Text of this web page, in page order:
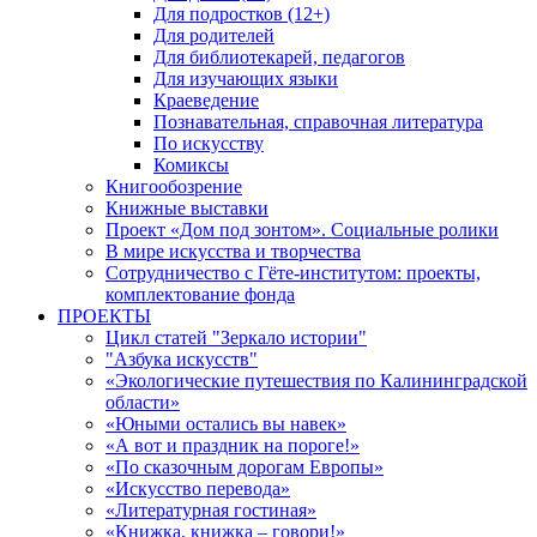
Для подростков (12+)
Для родителей
Для библиотекарей, педагогов
Для изучающих языки
Краеведение
Познавательная, справочная литература
По искусству
Комиксы
Книгообозрение
Книжные выставки
Проект «Дом под зонтом». Социальные ролики
В мире искусства и творчества
Сотрудничество с Гёте-институтом: проекты,
комплектование фонда
ПРОЕКТЫ
Цикл статей "Зеркало истории"
"Азбука искусств"
«Экологические путешествия по Калининградской
области»
«Юными остались вы навек»
«А вот и праздник на пороге!»
«По сказочным дорогам Европы»
«Искусство перевода»
«Литературная гостиная»
«Книжка, книжка – говори!»